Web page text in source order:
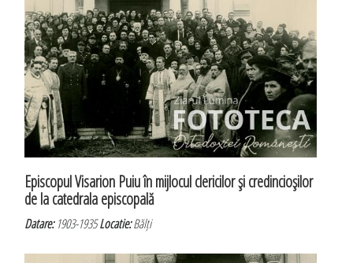
Episcopul Visarion Puiu în mijlocul clericilor şi credincioşilor
de la catedrala episcopală
Datare:1903-1935Locatie:Bălți